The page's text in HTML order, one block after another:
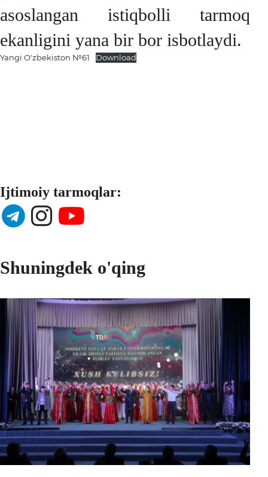
asoslangan istiqbolli tarmoq
ekanligini yana bir bor isbotlaydi.
Yangi O'zbekiston №61 Download
Ijtimoiy tarmoqlar:
Shuningdek o'qing